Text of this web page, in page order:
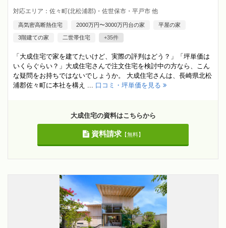
対応エリア：佐々町(北松浦郡)・佐世保市・平戸市 他
高気密高断熱住宅 2000万円〜3000万円台の家 平屋の家
3階建ての家 二世帯住宅 +35件
「大成住宅で家を建てたいけど、実際の評判はどう？」「坪単価は
いくらぐらい？」大成住宅さんで注文住宅を検討中の方なら、こん
な疑問をお持ちではないでしょうか。 大成住宅さんは、長崎県北松
浦郡佐々町に本社を構え ... 口コミ・坪単価を見る
大成住宅の資料はこちらから
資料請求【無料】